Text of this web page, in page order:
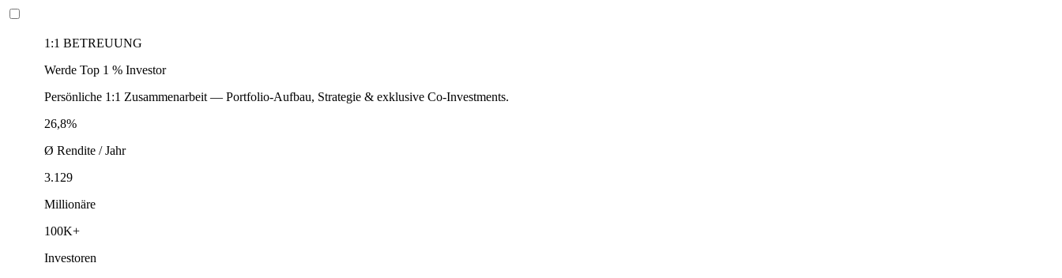
1:1 BETREUUNG
Werde Top 1 % Investor
Persönliche 1:1 Zusammenarbeit — Portfolio-Aufbau, Strategie & exklusive Co-Investments.
26,8%
Ø Rendite / Jahr
3.129
Millionäre
100K+
Investoren